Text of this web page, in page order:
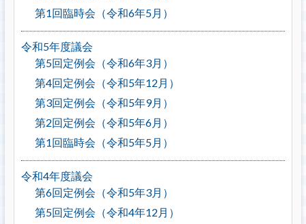
第1回臨時会（令和6年5月）
令和5年度議会
第5回定例会（令和6年3月）
第4回定例会（令和5年12月）
第3回定例会（令和5年9月）
第2回定例会（令和5年6月）
第1回臨時会（令和5年5月）
令和4年度議会
第6回定例会（令和5年3月）
第5回定例会（令和4年12月）